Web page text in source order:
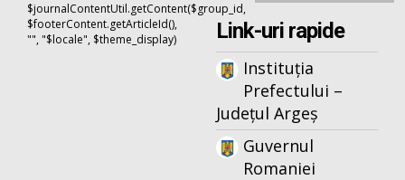
$journalContentUtil.getContent($group_id,
$footerContent.getArticleId(),
"", "$locale", $theme_display)
Link-uri rapide
Instituția
Prefectului –
Județul Argeș
Guvernul
Romaniei